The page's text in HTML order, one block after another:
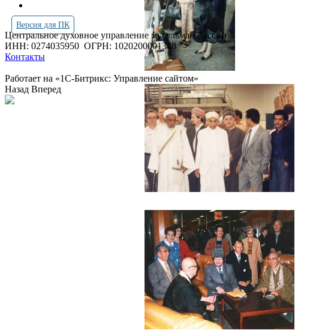
Версия для ПК
Центральное духовное управление мусульман России
ИНН: 0274035950 ОГРН: 1020200001348
Контакты
Работает на «1С-Битрикс: Управление сайтом»
Назад Вперед